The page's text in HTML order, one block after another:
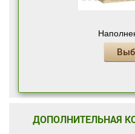
ДОПОЛНИТЕЛЬНАЯ